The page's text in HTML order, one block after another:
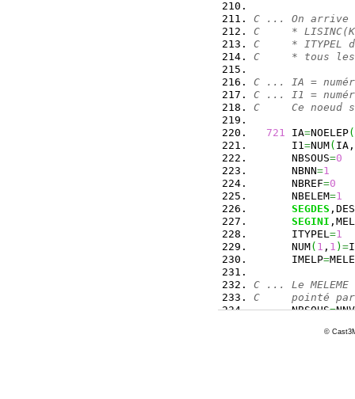
C ... On
C     *
C     * ITYPEL
C     * tous les
C ... IA =
C ... I1 =
C     Ce noeud
721 IA=NOELEP(
      I1
=NUM( IA,
      NBSOUS
=0
      NBNN
=1
      NBREF
=0
      NBELEM
=1
SEGDES
SEGINI
      ITYPEL
=1
      NUM
( 1 , 1 ) =
      IMELP
=
C ... Le
C     pointé par
      NBSOUS
=
0
©